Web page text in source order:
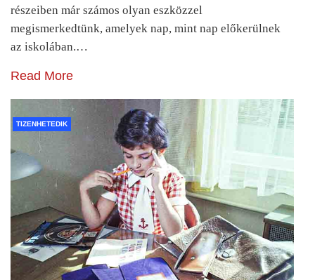
részeiben már számos olyan eszközzel
megismerkedtünk, amelyek nap, mint nap előkerülnek
az iskolában.…
Read More
TIZENHETEDIK